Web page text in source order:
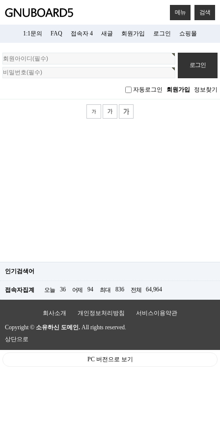
메뉴 검색
1:1문의 FAQ 접속자 4 새글 회원가입 로그인 쇼핑몰
회
원
로
자동로그인 회원가입 정보찾기
인기검색어
접속자집계 오늘 36 어제 94 최대 836 전체 64,964
회사소개 개인정보처리방침 서비스이용약관
Copyright © 소유하신 도메인. All rights reserved.
상단으로
PC 버전으로 보기